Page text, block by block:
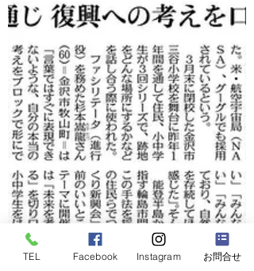
TEL Facebook Instagram お問合せ